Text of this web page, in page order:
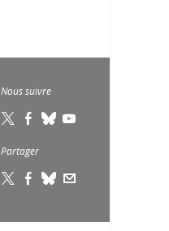
Nous suivre
Partager